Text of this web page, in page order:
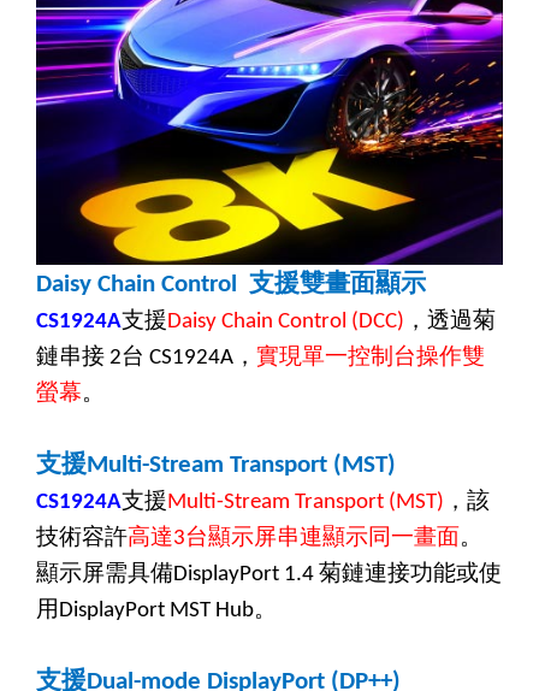
Daisy Chain Control 支援雙畫面顯示
CS1924A支援Daisy Chain Control (DCC) ，透過菊
鏈串接 2台 CS1924A ， 實現單一控制台操作雙
螢幕。
支援Multi-Stream Transport (MST)
CS1924A支援Multi-Stream Transport (MST) ，該
技術容許高達3台顯示屏串連顯示同一畫面。
顯示屏需具備DisplayPort 1.4 菊鏈連接功能或使
用 DisplayPort MST Hub。
支援Dual-mode DisplayPort (DP++)